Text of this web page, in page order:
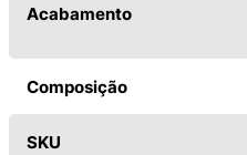
Acabamento
Composição
SKU